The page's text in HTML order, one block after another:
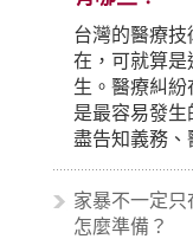
台灣的醫療
在，可就算
生。醫療糾
是最容易發
盡告知義務、
顧失當、醫療
生與病患之
例中最後都走
家暴不一定
怎麼準備？